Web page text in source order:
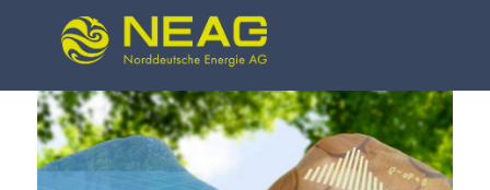
Open
mobile
menu
Close
mobile
menu